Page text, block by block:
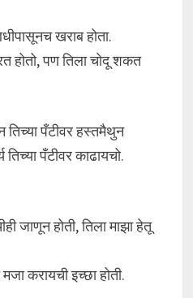
खराब होता.
होतो, पण तिला चोदू शकत
तिच्या पँटीवर हस्तमैथुन
पँटीवर काढायचो.
जाणून होती, तिला माझा हेतू
करायची इच्छा होती.